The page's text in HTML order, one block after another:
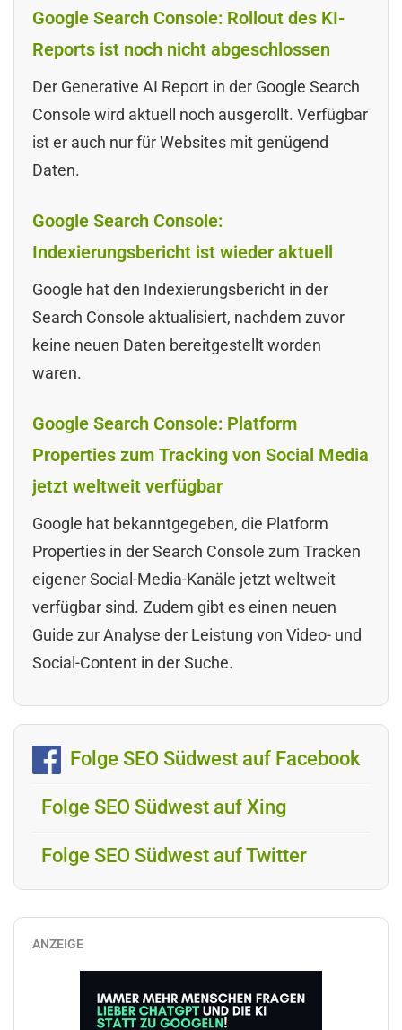
Google Search Console: Rollout des KI-
Reports ist noch nicht abgeschlossen
Der Generative AI Report in der Google Search
Console wird aktuell noch ausgerollt. Verfügbar
ist er auch nur für Websites mit genügend
Daten.
Google Search Console:
Indexierungsbericht ist wieder aktuell
Google hat den Indexierungsbericht in der
Search Console aktualisiert, nachdem zuvor
keine neuen Daten bereitgestellt worden
waren.
Google Search Console: Platform
Properties zum Tracking von Social Media
jetzt weltweit verfügbar
Google hat bekanntgegeben, die Platform
Properties in der Search Console zum Tracken
eigener Social-Media-Kanäle jetzt weltweit
verfügbar sind. Zudem gibt es einen neuen
Guide zur Analyse der Leistung von Video- und
Social-Content in der Suche.
Folge SEO Südwest auf Facebook
Folge SEO Südwest auf Xing
Folge SEO Südwest auf Twitter
ANZEIGE